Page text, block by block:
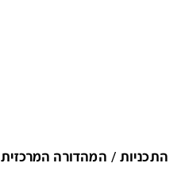
התכניות המהדורה המרכזית